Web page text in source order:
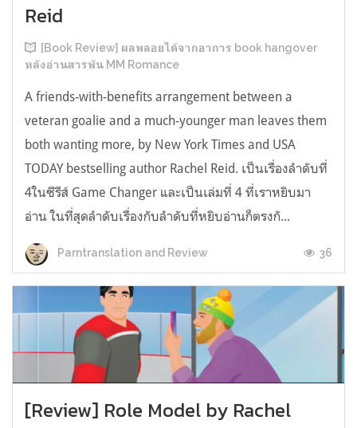
Reid
[Book Review] ผลพลอยได้จากอาการ book hangover
หลังอ่านสารพัน MM Romance
A friends-with-benefits arrangement between a
veteran goalie and a much-younger man leaves them
both wanting more, by New York Times and USA
TODAY bestselling author Rachel Reid. เป็นเรื่องลำดับที่
4ในซีรีส์ Game Changer และเป็นเล่มที่ 4 ที่เราหยิบมา
อ่าน ในที่สุดลำดับเรื่องกับลำดับที่หยิบอ่านก็ตรงกั...
Parntranslation and Review 36
[Review] Role Model by Rachel